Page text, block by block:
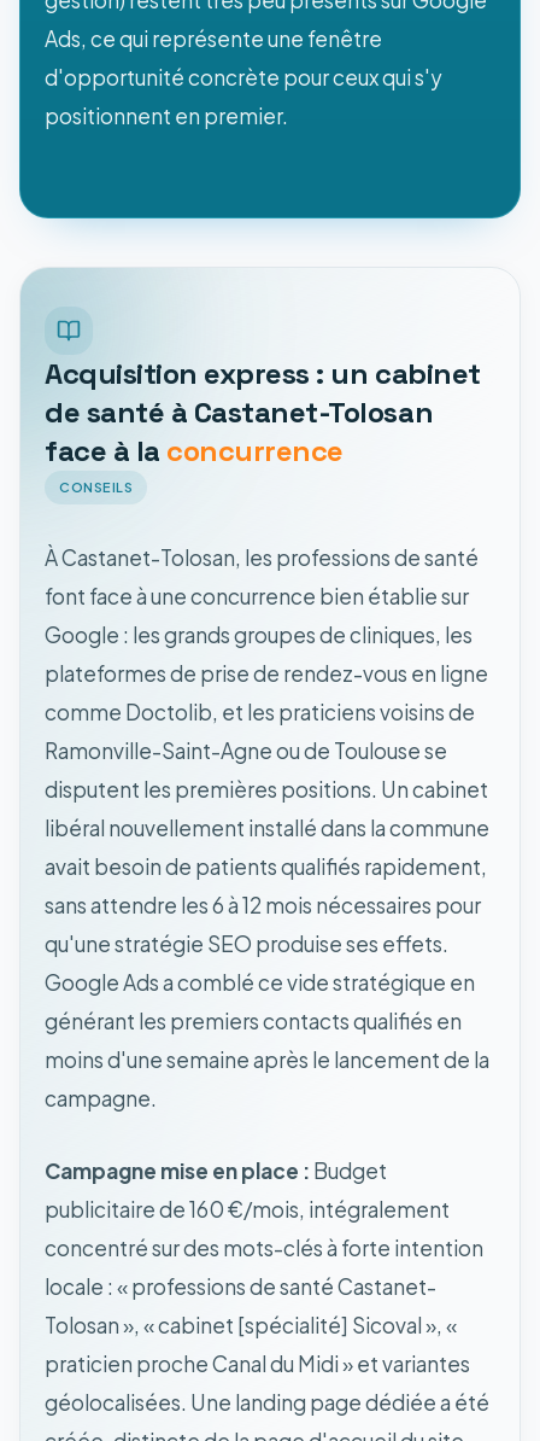
Ads, ce qui représente une fenêtre
d'opportunité concrète pour ceux qui s'y
positionnent en premier.
Acquisition express : un cabinet
de santé à Castanet-Tolosan
face à la concurrence
CONSEILS
À Castanet-Tolosan, les professions de santé
font face à une concurrence bien établie sur
Google : les grands groupes de cliniques, les
plateformes de prise de rendez-vous en ligne
comme Doctolib, et les praticiens voisins de
Ramonville-Saint-Agne ou de Toulouse se
disputent les premières positions. Un cabinet
libéral nouvellement installé dans la commune
avait besoin de patients qualifiés rapidement,
sans attendre les 6 à 12 mois nécessaires pour
qu'une stratégie SEO produise ses effets.
Google Ads a comblé ce vide stratégique en
générant les premiers contacts qualifiés en
moins d'une semaine après le lancement de la
campagne.
Campagne mise en place : Budget
publicitaire de 160 €/mois, intégralement
concentré sur des mots-clés à forte intention
locale : « professions de santé Castanet-
Tolosan », « cabinet [spécialité] Sicoval », «
praticien proche Canal du Midi » et variantes
géolocalisées. Une landing page dédiée a été